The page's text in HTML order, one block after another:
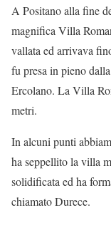
A Positano alla fine
magnifica Villa
vallata ed arrivava
fu presa in pieno
Ercolano. La Villa
metri.
In alcuni punti
ha seppellito la villa
solidificata ed ha
chiamato Durece.